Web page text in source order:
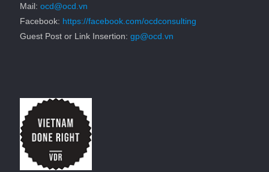
Mail: ocd@ocd.vn
Facebook: https://facebook.com/ocdconsulting
Guest Post or Link Insertion: gp@ocd.vn